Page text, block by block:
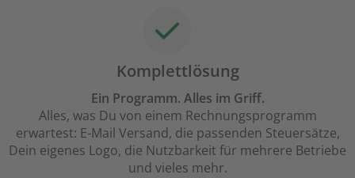
Komplettlösung
Ein Programm. Alles im Griff.
Alles, was Du von einem Rechnungsprogramm
erwartest: E-Mail Versand, die passenden Steuersätze,
Dein eigenes Logo, die Nutzbarkeit für mehrere Betriebe
und vieles mehr.